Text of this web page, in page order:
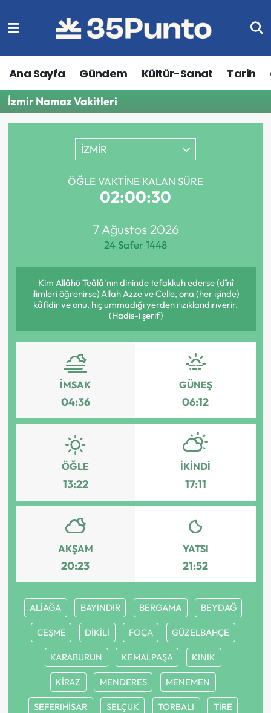
Ana Sayfa Gündem Kültür-Sanat Tarih
İzmir Namaz Vakitleri
İZMİR
ÖĞLE VAKTINE KALAN SÜRE
02:00:30
7 Ağustos 2026
24 Safer 1448
Kim Allâhü Teâlâ'nın dininde tefakkuh ederse (dînî
ilimleri öğrenirse) Allah Azze ve Celle, ona (her işinde)
kâfidir ve onu, hiç ummadığı yerden rızıklandırıverir.
(Hadis-i şerif)
İMSAK
04:36
GÜNEŞ
06:12
ÖĞLE
13:22
İKINDI
17:11
AKŞAM
20:23
YATSI
21:52
ALİAĞA BAYINDIR BERGAMA BEYDAĞ
CEŞME DİKİLİ FOÇA GÜZELBAHÇE
KARABURUN KEMALPAŞA KINIK
KİRAZ MENDERES MENEMEN
SEFERIHİSAR SELÇUK TORBALI TİRE